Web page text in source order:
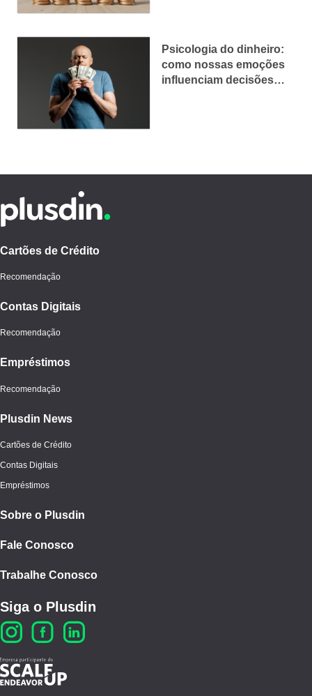
Psicologia do dinheiro:
como nossas emoções
influenciam decisões
Cartões de Crédito
Recomendação
Contas Digitais
Recomendação
Empréstimos
Recomendação
Plusdin News
Cartões de Crédito
Contas Digitais
Empréstimos
Sobre o Plusdin
Fale Conosco
Trabalhe Conosco
Siga o Plusdin